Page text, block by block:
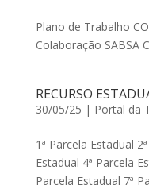
Plano de Trabalho
Colaboração SABSA
RECURSO
30/05/25 | Portal da
1ª Parcela Estadual
Estadual 4ª Parcela
Parcela Estadual 7ª